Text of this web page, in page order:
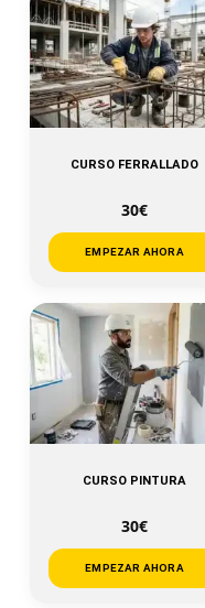
CURSO FERRALLADO
30€
EMPEZAR AHORA
CURSO PINTURA
30€
EMPEZAR AHORA